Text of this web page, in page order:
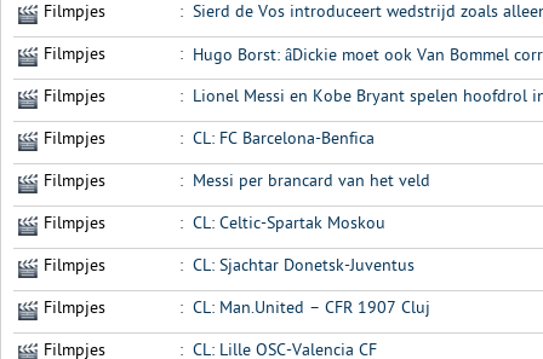
Filmpjes : Sierd de Vos introduceert wedstrijd zoals
Filmpjes : Hugo Borst: âDickie moet ook Van Bommel
Filmpjes
: Lionel Messi en Kobe Bryant spelen hoofdrol
Filmpjes : CL: FC Barcelona-Benfica
Filmpjes : Messi per brancard van het veld
Filmpjes : CL: Celtic-Spartak Moskou
Filmpjes : CL: Sjachtar Donetsk-Juventus
Filmpjes : CL: Man.United – CFR 1907 Cluj
Filmpjes : CL: Lille OSC-Valencia CF